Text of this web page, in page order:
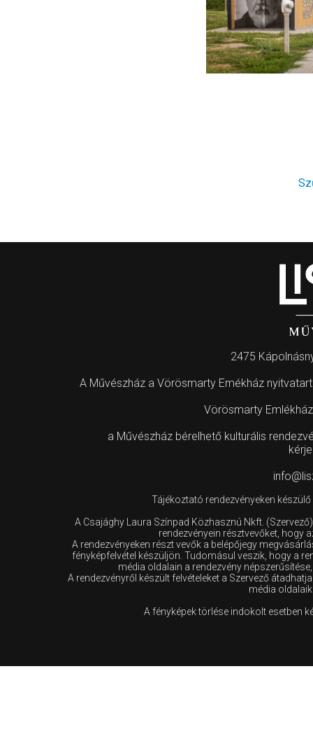
2475
A Művészház a Vörösmarty Emékház
Vörösmarty
a Művészház bérelhető kulturális
Tájékoztató rendezvényeken
A Csajághy Laura Színpad Közhasznú Nkft.
rendezvényein résztvevőket, hogy
A rendezvényeken részt vevők a belépőjegy
fényképfelvétel készüljön. Tudomásul veszik, hogy a
média oldalain a rendezvény
A rendezvényről készült felvételeket a Szervező
média
A fényképek törlése indokolt esetben